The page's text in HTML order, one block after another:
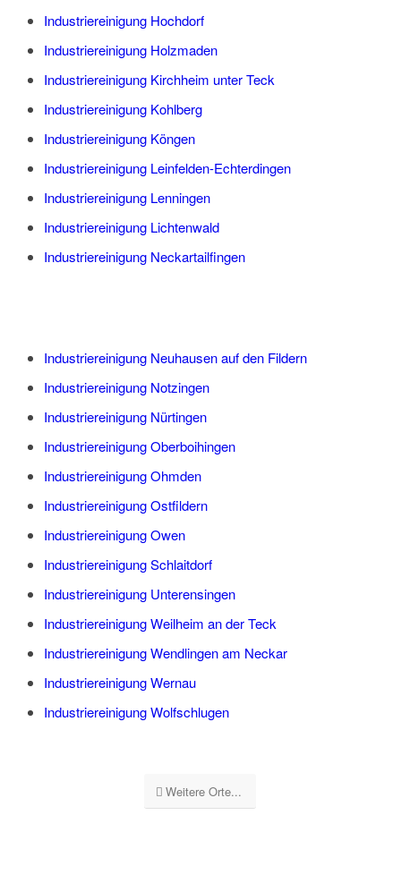
Industriereinigung Hochdorf
Industriereinigung Holzmaden
Industriereinigung Kirchheim unter Teck
Industriereinigung Kohlberg
Industriereinigung Köngen
Industriereinigung Leinfelden-Echterdingen
Industriereinigung Lenningen
Industriereinigung Lichtenwald
Industriereinigung Neckartailfingen
Industriereinigung Neuhausen auf den Fildern
Industriereinigung Notzingen
Industriereinigung Nürtingen
Industriereinigung Oberboihingen
Industriereinigung Ohmden
Industriereinigung Ostfildern
Industriereinigung Owen
Industriereinigung Schlaitdorf
Industriereinigung Unterensingen
Industriereinigung Weilheim an der Teck
Industriereinigung Wendlingen am Neckar
Industriereinigung Wernau
Industriereinigung Wolfschlugen
Weitere Orte...